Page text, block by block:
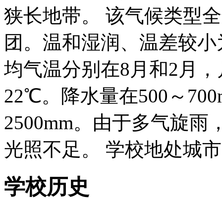
狭长地带。 该气候类型
团。温和湿润、温差较
均气温分别在8月和2月
22℃。降水量在500～
2500mm。由于多气旋雨
光照不足。 学校地处城
学校历史